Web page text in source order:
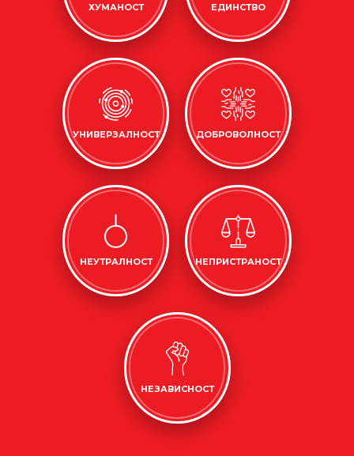
ХУМАНОСТ ЕДИНСТВО
УНИВЕРЗАЛНОСТ ДОБРОВОЛНОСТ
НЕУТРАЛНОСТ НЕПРИСТРАНОСТ
НЕЗАВИСНОСТ